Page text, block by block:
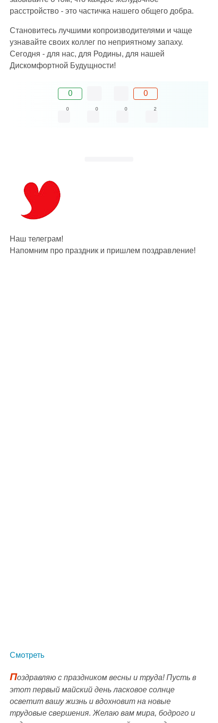
расстройство - это частичка нашего общего добра.
Становитесь лучшими копроизводителями и чаще
узнавайте своих коллег по неприятному запаху.
Сегодня - для нас, для Родины, для нашей
Дискомфортной Будущности!
0 0
0 0 0 2
Наш телеграм!
Напомним про праздник и пришлем поздравление!
Смотреть
Поздравляю с праздником весны и труда! Пусть в
этот первый майский день ласковое солнце
осветит вашу жизнь и вдохновит на новые
трудовые свершения. Желаю вам мира, бодрого и